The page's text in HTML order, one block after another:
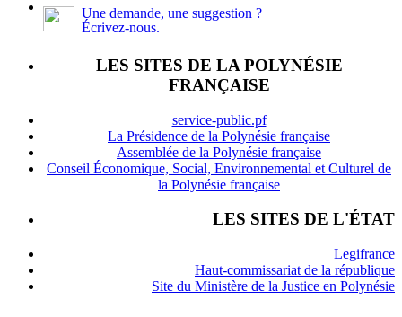
Une demande, une suggestion ?
Écrivez-nous.
LES SITES DE LA POLYNÉSIE
FRANÇAISE
service-public.pf
La Présidence de la Polynésie française
Assemblée de la Polynésie française
Conseil Économique, Social, Environnemental et Culturel de
la Polynésie française
LES SITES DE L'ÉTAT
Legifrance
Haut-commissariat de la république
Site du Ministère de la Justice en Polynésie